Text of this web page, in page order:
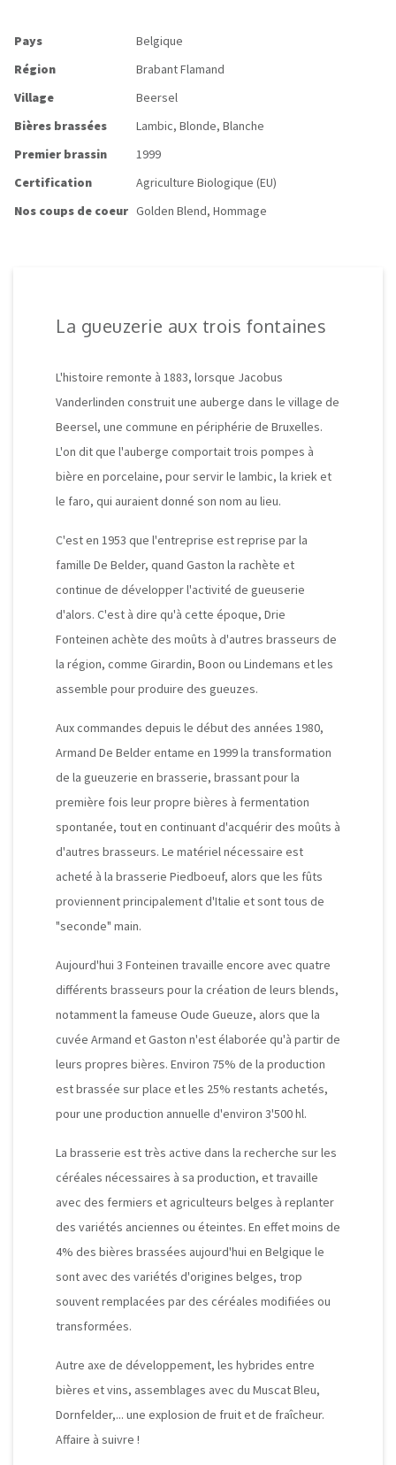
Pays
Belgique
Région
Brabant Flamand
Village
Beersel
Bières brassées
Lambic, Blonde, Blanche
Premier brassin
1999
Certification
Agriculture Biologique (EU)
Nos coups de coeur Golden Blend, Hommage
La gueuzerie aux trois fontaines
L'histoire remonte à 1883, lorsque Jacobus
Vanderlinden construit une auberge dans le village de
Beersel, une commune en périphérie de Bruxelles.
L'on dit que l'auberge comportait trois pompes à
bière en porcelaine, pour servir le lambic, la kriek et
le faro, qui auraient donné son nom au lieu.
C'est en 1953 que l'entreprise est reprise par la
famille De Belder, quand Gaston la rachète et
continue de développer l'activité de gueuserie
d'alors. C'est à dire qu'à cette époque, Drie
Fonteinen achète des moûts à d'autres brasseurs de
la région, comme Girardin, Boon ou Lindemans et les
assemble pour produire des gueuzes.
Aux commandes depuis le début des années 1980,
Armand De Belder entame en 1999 la transformation
de la gueuzerie en brasserie, brassant pour la
première fois leur propre bières à fermentation
spontanée, tout en continuant d'acquérir des moûts à
d'autres brasseurs. Le matériel nécessaire est
acheté à la brasserie Piedboeuf, alors que les fûts
proviennent principalement d'Italie et sont tous de
"seconde" main.
Aujourd'hui 3 Fonteinen travaille encore avec quatre
différents brasseurs pour la création de leurs blends,
notamment la fameuse Oude Gueuze, alors que la
cuvée Armand et Gaston n'est élaborée qu'à partir de
leurs propres bières. Environ 75% de la production
est brassée sur place et les 25% restants achetés,
pour une production annuelle d'environ 3'500 hl.
La brasserie est très active dans la recherche sur les
céréales nécessaires à sa production, et travaille
avec des fermiers et agriculteurs belges à replanter
des variétés anciennes ou éteintes. En effet moins de
4% des bières brassées aujourd'hui en Belgique le
sont avec des variétés d'origines belges, trop
souvent remplacées par des céréales modifiées ou
transformées.
Autre axe de développement, les hybrides entre
bières et vins, assemblages avec du Muscat Bleu,
Dornfelder,... une explosion de fruit et de fraîcheur.
Affaire à suivre !